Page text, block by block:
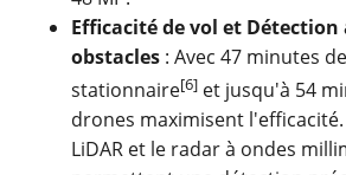
Efficacité de vol et Détection
obstacles : Avec 47 minutes
stationnaire[6] et jusqu'à 54
drones maximisent
LiDAR et le radar à ondes